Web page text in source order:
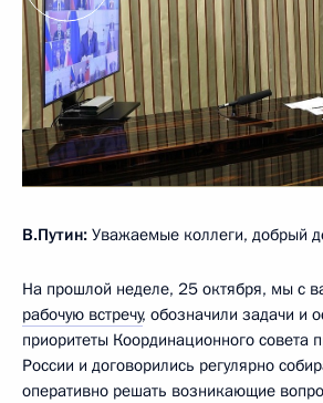
В.Путин: Уважаемые коллеги, добрый
На прошлой неделе, 25 октября, мы с
рабочую встречу, обозначили задачи и
приоритеты Координационного совета
России и договорились регулярно
оперативно решать возникающие